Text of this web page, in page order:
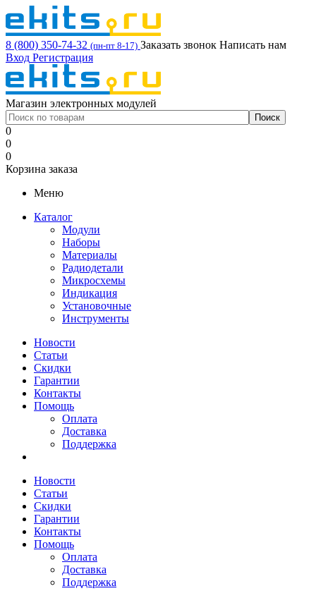
8 (800) 350-74-32 (пн-пт 8-17) Заказать звонок Написать нам
Вход Регистрация
Магазин электронных модулей
0
0
0
Корзина заказа
Меню
Каталог
Модули
Наборы
Материалы
Радиодетали
Микросхемы
Индикация
Установочные
Инструменты
Новости
Статьи
Скидки
Гарантии
Контакты
Помощь
Оплата
Доставка
Поддержка
Новости
Статьи
Скидки
Гарантии
Контакты
Помощь
Оплата
Доставка
Поддержка